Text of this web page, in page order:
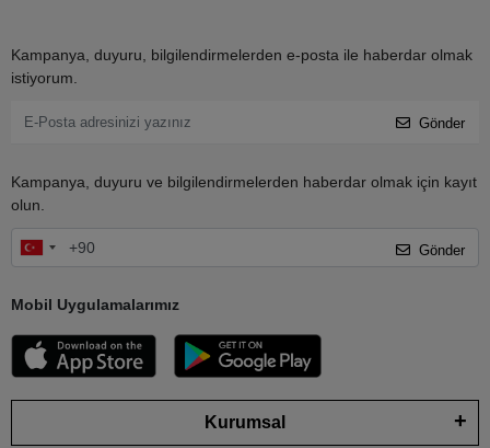
Kampanya, duyuru, bilgilendirmelerden e-posta ile haberdar olmak
istiyorum.
Gönder
Kampanya, duyuru ve bilgilendirmelerden haberdar olmak için kayıt
olun.
Gönder
Mobil Uygulamalarımız
Kurumsal